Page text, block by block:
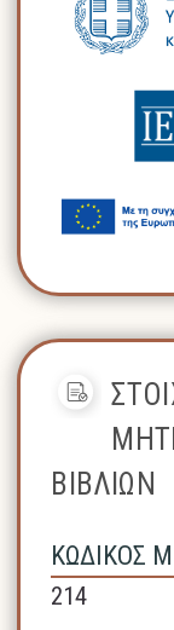
ΒΙΒΛΙΩΝ
ΚΩΔΙΚΟΣ
214